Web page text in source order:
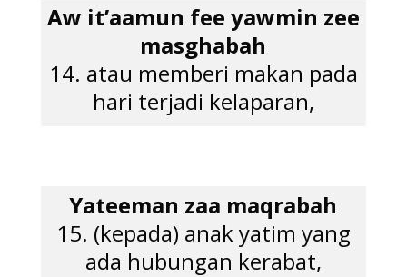
Aw it’aamun fee yawmin zee
masghabah
14. atau memberi makan pada
hari terjadi kelaparan,
Yateeman zaa maqrabah
15. (kepada) anak yatim yang
ada hubungan kerabat,